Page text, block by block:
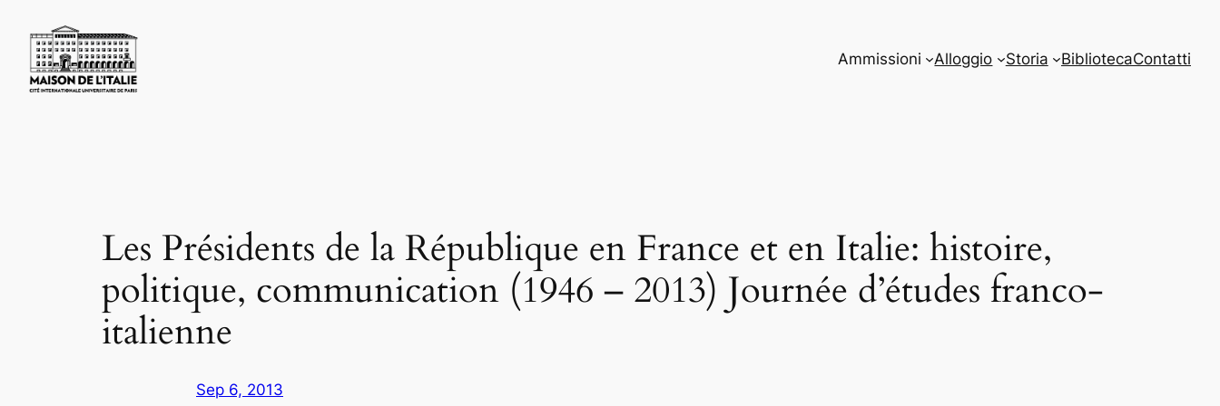
content
Ammissioni Alloggio Storia BibliotecaContatti
Les Présidents de la République en France et en Italie: histoire,
politique, communication (1946 – 2013) Journée d’études franco-
italienne
Sep 6, 2013